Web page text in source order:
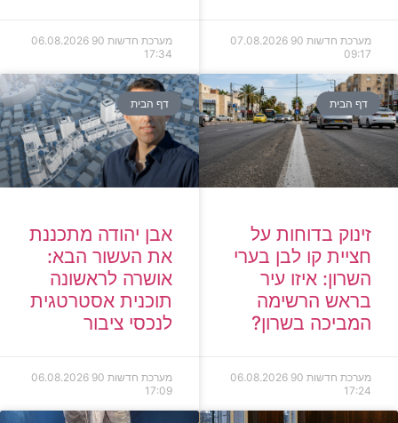
מערכת חדשות 90
07.08.2026
09:17
מערכת חדשות 90
06.08.2026
17:34
דף הבית
זינוק בדוחות על
חציית קו לבן בערי
השרון: איזו עיר
בראש הרשימה
המביכה בשרון?
מערכת חדשות 90
06.08.2026
17:24
דף הבית
אבן יהודה מתכננת
את העשור הבא:
אושרה לראשונה
תוכנית אסטרטגית
לנכסי ציבור
מערכת חדשות 90
06.08.2026
17:09